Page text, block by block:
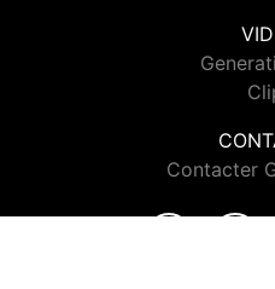
Contacter